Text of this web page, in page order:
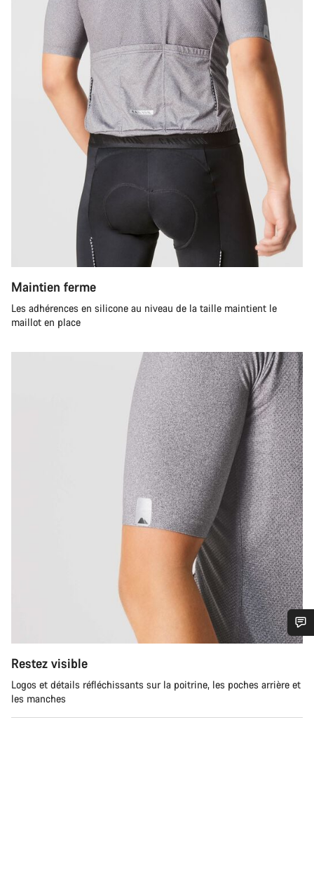
Maintien ferme
Les adhérences en silicone au niveau de la taille maintient le
maillot en place
Restez visible
Logos et détails réfléchissants sur la poitrine, les poches arrière et
les manches
Besoin d’aide ?
Nos experts du service client vous attendent pour
répondre à vos questions.